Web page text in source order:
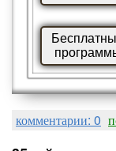
комментарии: 0